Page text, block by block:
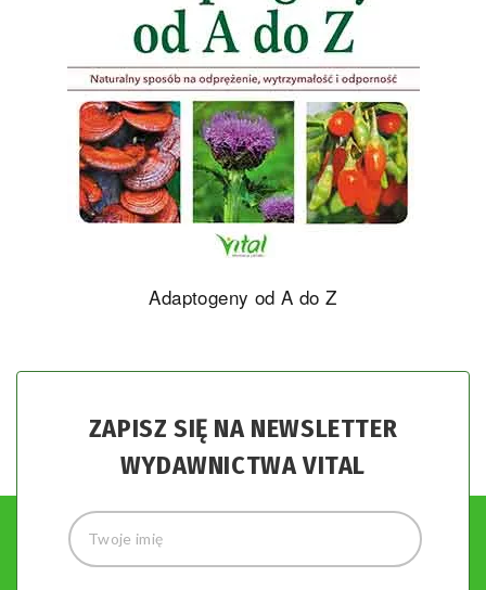
Adaptogeny od A do Z
ZAPISZ SIĘ NA NEWSLETTER
WYDAWNICTWA VITAL